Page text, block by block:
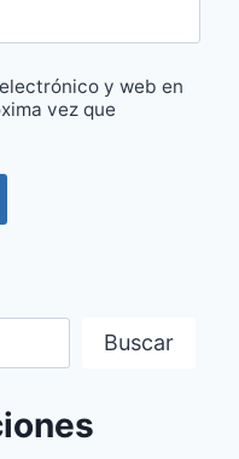
y web en
vez que
Buscar